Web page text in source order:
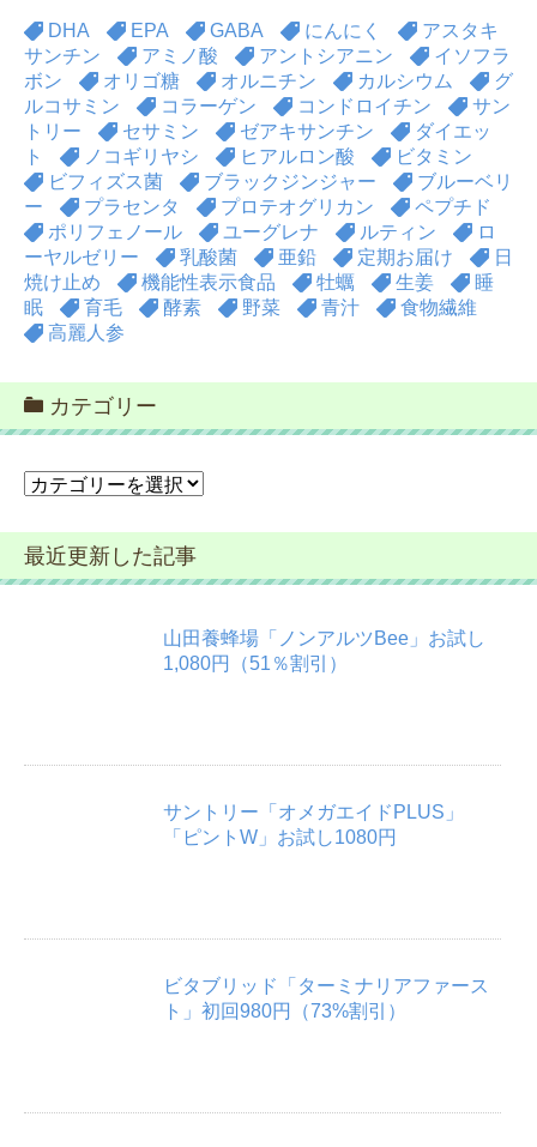
DHA EPA GABA にんにく
アスタキ
サンチン
アミノ酸 アントシアニン
イソフラ
ボン
オリゴ糖 オルニチン カルシウム
グ
ルコサミン
コラーゲン コンドロイチン
サン
トリー
セサミン ゼアキサンチン
ダイエッ
ト
ノコギリヤシ ヒアルロン酸
ビタミン
ビフィズス菌
ブラックジンジャー
ブルーベリ
ー
プラセンタ プロテオグリカン
ペプチド
ポリフェノール
ユーグレナ ルティン
ロ
ーヤルゼリー
乳酸菌 亜鉛 定期お届け
日
焼け止め
機能性表示食品 牡蠣 生姜
睡
眠
育毛 酵素 野菜 青汁
食物繊維
高麗人参
カテゴリー
カ
ゴ
リ
ー
最近更新した記事
山田養蜂場「ノンアルツBee」お試し
1,080円（51％割引）
サントリー「オメガエイドPLUS」
「ピントW」お試し1080円
ビタブリッド「ターミナリアファース
ト」初回980円（73%割引）